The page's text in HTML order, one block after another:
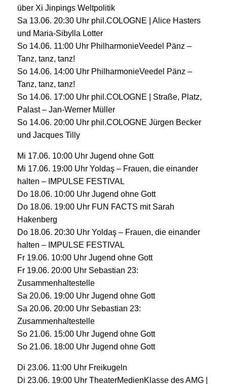
über Xi Jinpings Weltpolitik
Sa 13.06. 20:30 Uhr phil.COLOGNE | Alice Hasters
und Maria-Sibylla Lotter
So 14.06. 11:00 Uhr PhilharmonieVeedel Pänz –
Tanz, tanz, tanz!
So 14.06. 14:00 Uhr PhilharmonieVeedel Pänz –
Tanz, tanz, tanz!
So 14.06. 17:00 Uhr phil.COLOGNE | Straße, Platz,
Palast – Jan-Werner Müller
So 14.06. 20:00 Uhr phil.COLOGNE Jürgen Becker
und Jacques Tilly
Mi 17.06. 10:00 Uhr Jugend ohne Gott
Mi 17.06. 19:00 Uhr Yoldaş – Frauen, die einander
halten – IMPULSE FESTIVAL
Do 18.06. 10:00 Uhr Jugend ohne Gott
Do 18.06. 19:00 Uhr FUN FACTS mit Sarah
Hakenberg
Do 18.06. 20:30 Uhr Yoldaş – Frauen, die einander
halten – IMPULSE FESTIVAL
Fr 19.06. 10:00 Uhr Jugend ohne Gott
Fr 19.06. 20:00 Uhr Sebastian 23:
Zusammenhaltestelle
Sa 20.06. 19:00 Uhr Jugend ohne Gott
Sa 20.06. 20:00 Uhr Sebastian 23:
Zusammenhaltestelle
So 21.06. 15:00 Uhr Jugend ohne Gott
So 21.06. 18:00 Uhr Jugend ohne Gott
Di 23.06. 11:00 Uhr Freikugeln
Di 23.06. 19:00 Uhr TheaterMedienKlasse des AMG |